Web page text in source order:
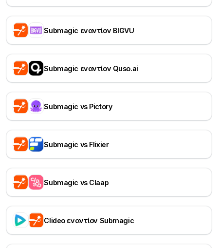
Submagic εναντίον BIGVU
Submagic εναντίον Quso.ai
Submagic vs Pictory
Submagic vs Flixier
Submagic vs Claap
Clideo εναντίον Submagic